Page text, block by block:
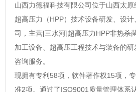
山西力德福科技有限公司位于山西太
超高压力（HPP）技术设备研发、设
司，主营[三水河]超高压力HPP非热杀
加工设备、超高压工程技术与装备的
咨询服务。
现拥有专利58项，软件著作权15项，
准2项。通过了ISO9001质量管理体系